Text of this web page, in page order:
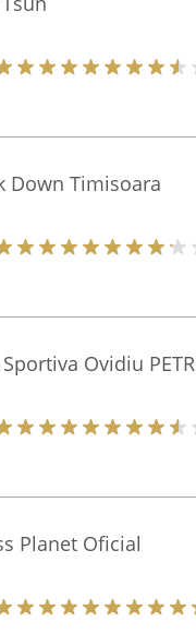
Down Timisoara
Sportiva Ovidiu
Planet Oficial